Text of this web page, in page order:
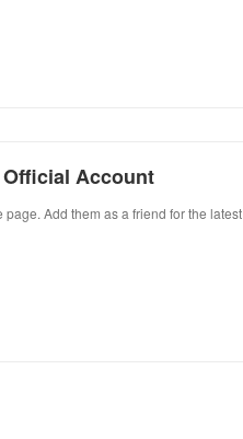
Official Account
Add them as a friend for the latest